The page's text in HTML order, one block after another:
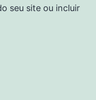
seu site ou incluir